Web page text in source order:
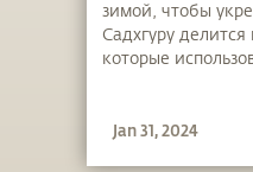
от гриппа
зимой, чтобы
Садхгуру
которые
Jan 31, 2024